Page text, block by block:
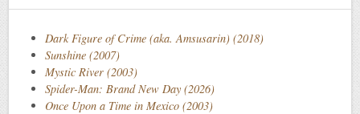
Dark Figure of Crime (aka. Amsusarin) (2018)
Sunshine (2007)
Mystic River (2003)
Spider-Man: Brand New Day (2026)
Once Upon a Time in Mexico (2003)